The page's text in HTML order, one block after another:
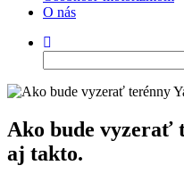
O nás
Ako bude vyzerať
aj takto.